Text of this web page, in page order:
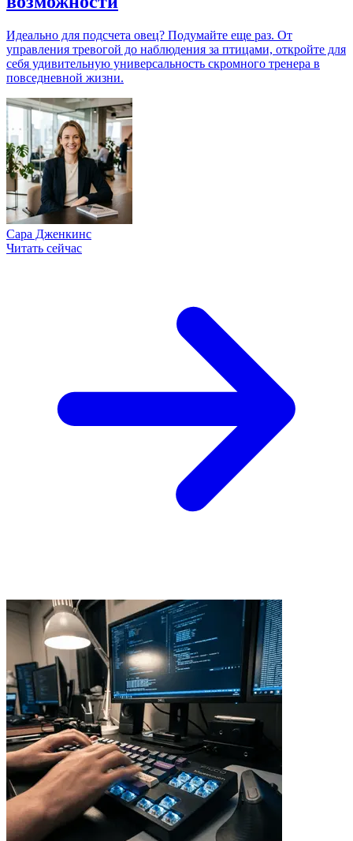
Идеально для подсчета овец? Подумайте еще раз. От
управления тревогой до наблюдения за птицами, откройте для
себя удивительную универсальность скромного тренера в
повседневной жизни.
Сара Дженкинс
Читать сейчас